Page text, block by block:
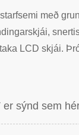
með
LCD skjái.
sýnd sem